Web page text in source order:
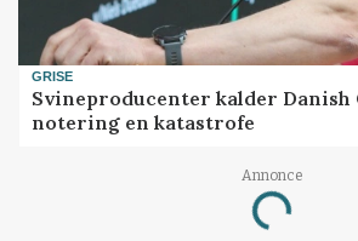
GRISE
Svineproducenter kalder Danish
notering en katastrofe
Annonce
Loading...